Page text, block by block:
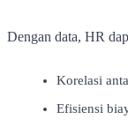
Dengan data, HR
Korelasi
Efisiensi